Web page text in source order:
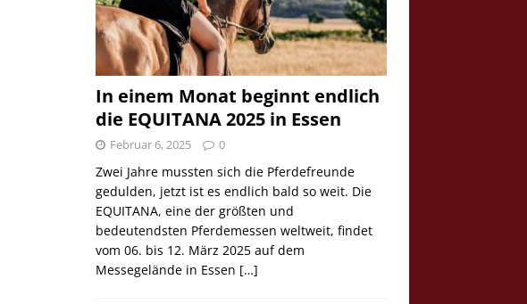
In einem Monat beginnt endlich
die EQUITANA 2025 in Essen
Februar 6, 2025 0
Zwei Jahre mussten sich die Pferdefreunde
gedulden, jetzt ist es endlich bald so weit. Die
EQUITANA, eine der größten und
bedeutendsten Pferdemessen weltweit, findet
vom 06. bis 12. März 2025 auf dem
Messegelände in Essen […]